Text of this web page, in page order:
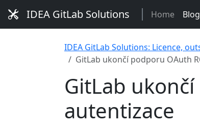
IDEA GitLab Solutions Home Blog
IDEA GitLab Solutions: Licence,
GitLab ukončí podporu OAuth
GitLab
autentizace